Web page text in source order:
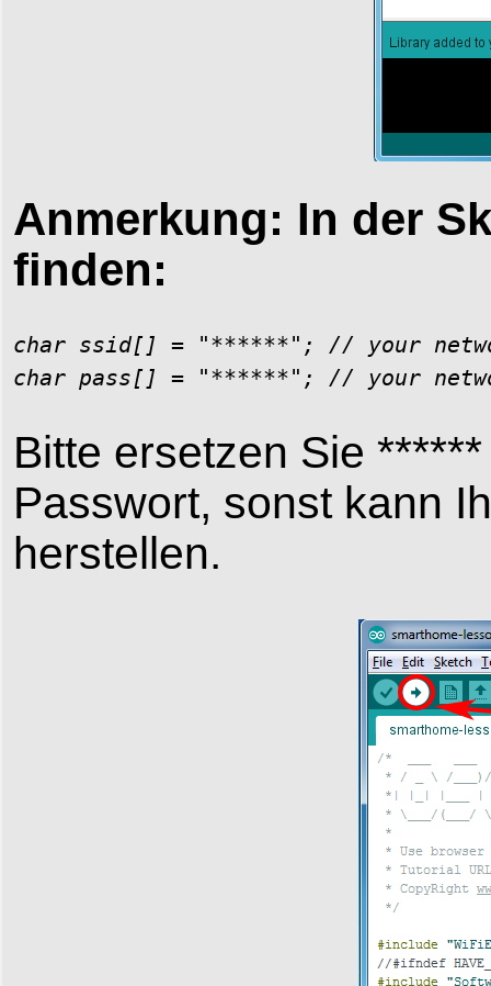
Anmerkung: In der
finden:
char ssid[] = "******"; // your
Bitte ersetzen Sie
Passwort, sonst kann
herstellen.